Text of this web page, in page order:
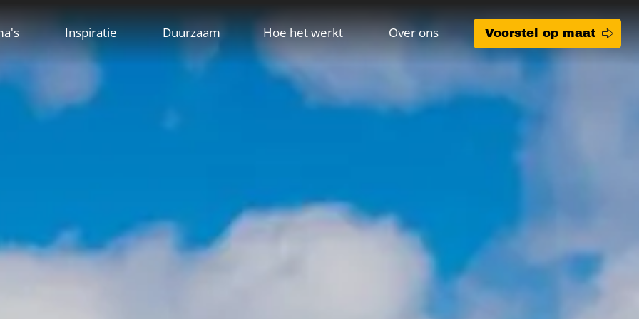
Inspiratie Duurzaam Hoe het werkt Over ons Voorstel op maat